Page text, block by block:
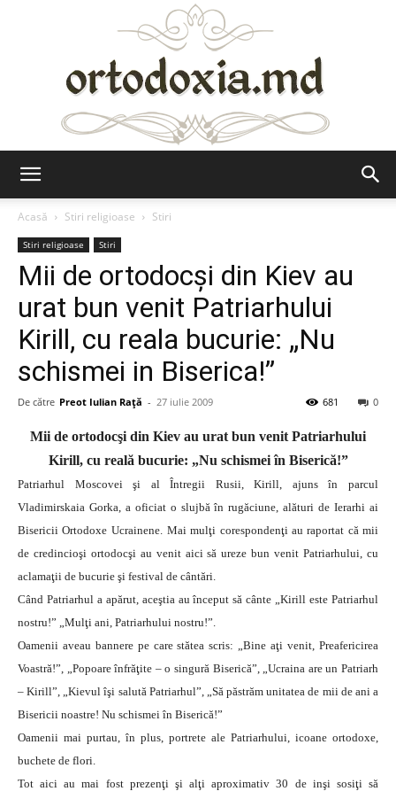
Acasă
Stiri religioase Stiri
Stiri religioase Stiri
Mii de ortodocşi din Kiev au
urat bun venit Patriarhului
Kirill, cu reala bucurie: „Nu
schismei in Biserica!”
De către Preot Iulian Raţă - 27 iulie 2009 0
681
Mii de ortodocşi din Kiev au urat bun venit Patriarhului
Kirill, cu reală bucurie: „Nu schismei în Biserică!”
Patriarhul Moscovei şi al Întregii Rusii, Kirill, ajuns în parcul
Vladimirskaia Gorka, a oficiat o slujbă în rugăciune, alături de Ierarhi ai
Bisericii Ortodoxe Ucrainene. Mai mulţi corespondenţi au raportat că mii
de credincioşi ortodocşi au venit aici să ureze bun venit Patriarhului, cu
aclamaţii de bucurie şi festival de cântări.
Când Patriarhul a apărut, aceştia au început să cânte „Kirill este Patriarhul
nostru!” „Mulţi ani, Patriarhului nostru!”.
Oamenii aveau bannere pe care stătea scris: „Bine aţi venit, Preafericirea
Voastră!”, „Popoare înfrăţite – o singură Biserică”, „Ucraina are un Patriarh
– Kirill”, „Kievul îşi salută Patriarhul”, „Să păstrăm unitatea de mii de ani a
Bisericii noastre! Nu schismei în Biserică!”
Oamenii mai purtau, în plus, portrete ale Patriarhului, icoane ortodoxe,
buchete de flori.
Tot aici au mai fost prezenţi şi alţi aproximativ 30 de inşi sosiţi să